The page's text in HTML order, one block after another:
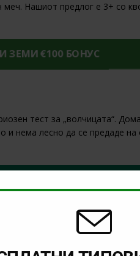
меч. Нашиот предлог е 3+ со
И ЗЕМИ €100 БОНУС
тест за „волчицата“.
и нема лесно да се предаде на
Има лимити за квоти, облози и плаќање.
и правила. | 18+ | gambleaware.org #Ad